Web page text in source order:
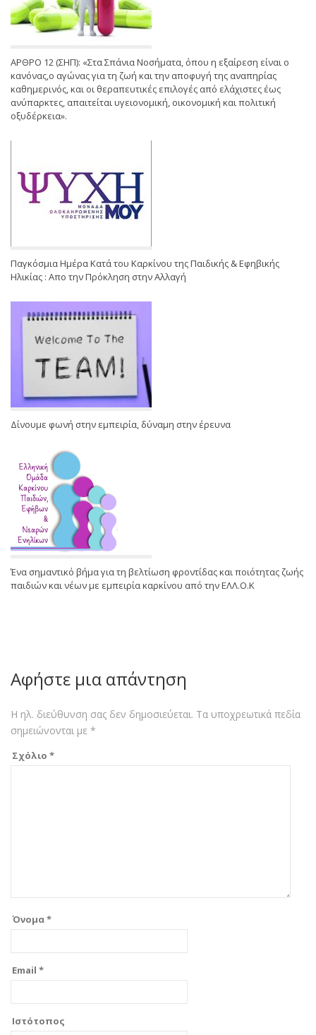
ΑΡΘΡΟ 12 (ΣΗΠ): «Στα Σπάνια Νοσήματα, όπου η εξαίρεση είναι ο
κανόνας,ο αγώνας για τη ζωή και την αποφυγή της αναπηρίας
καθημερινός, και οι θεραπευτικές επιλογές από ελάχιστες έως
ανύπαρκτες, απαιτείται υγειονομική, οικονομική και πολιτική
οξυδέρκεια».
Παγκόσμια Ημέρα Κατά του Καρκίνου της Παιδικής & Εφηβικής
Ηλικίας : Απο την Πρόκληση στην Αλλαγή
Δίνουμε φωνή στην εμπειρία, δύναμη στην έρευνα
Ένα σημαντικό βήμα για τη βελτίωση φροντίδας και ποιότητας ζωής
παιδιών και νέων με εμπειρία καρκίνου από την ΕΛΛ.Ο.Κ
Αφήστε μια απάντηση
Η ηλ. διεύθυνση σας δεν δημοσιεύεται. Τα υποχρεωτικά πεδία
σημειώνονται με *
Σχόλιο *
Όνομα*
Email *
Ιστότοπος